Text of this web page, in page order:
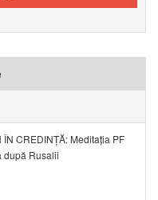
CREDINȚĂ: Meditația PF
după Rusalii